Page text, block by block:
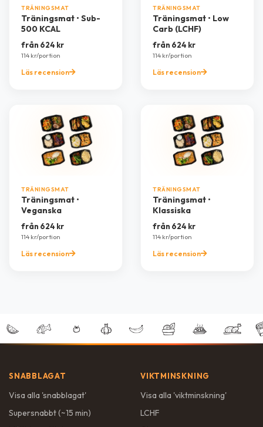
TRÄNINGSMAT
Träningsmat • Sub-
500 KCAL
från 624 kr
114 kr/portion
Läs recension
TRÄNINGSMAT
Träningsmat • Low
Carb (LCHF)
från 624 kr
114 kr/portion
Läs recension
TRÄNINGSMAT
Träningsmat •
Veganska
från 624 kr
114 kr/portion
Läs recension
TRÄNINGSMAT
Träningsmat •
Klassiska
från 624 kr
114 kr/portion
Läs recension
SNABBLAGAT
Visa alla 'snabblagat'
Supersnabbt (~15 min)
VIKTMINSKNING
Visa alla 'viktminskning'
LCHF